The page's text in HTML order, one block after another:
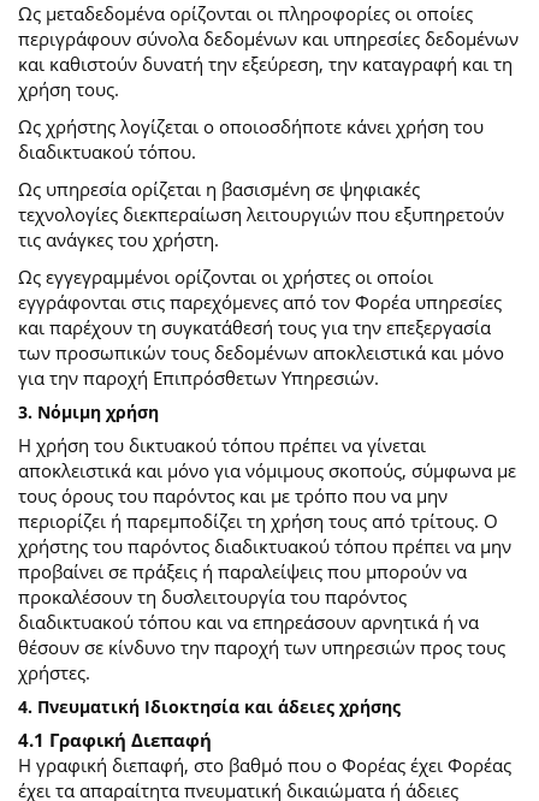
Ως μεταδεδομένα ορίζονται οι πληροφορίες οι οποίες
περιγράφουν σύνολα δεδομένων και υπηρεσίες δεδομένων
και καθιστούν δυνατή την εξεύρεση, την καταγραφή και τη
χρήση τους.
Ως χρήστης λογίζεται ο οποιοσδήποτε κάνει χρήση του
διαδικτυακού τόπου.
Ως υπηρεσία ορίζεται η βασισμένη σε ψηφιακές
τεχνολογίες διεκπεραίωση λειτουργιών που εξυπηρετούν
τις ανάγκες του χρήστη.
Ως εγγεγραμμένοι ορίζονται οι χρήστες οι οποίοι
εγγράφονται στις παρεχόμενες από τον Φορέα υπηρεσίες
και παρέχουν τη συγκατάθεσή τους για την επεξεργασία
των προσωπικών τους δεδομένων αποκλειστικά και μόνο
για την παροχή Επιπρόσθετων Υπηρεσιών.
3. Νόμιμη χρήση
Η χρήση του δικτυακού τόπου πρέπει να γίνεται
αποκλειστικά και μόνο για νόμιμους σκοπούς, σύμφωνα με
τους όρους του παρόντος και με τρόπο που να μην
περιορίζει ή παρεμποδίζει τη χρήση τους από τρίτους. Ο
χρήστης του παρόντος διαδικτυακού τόπου πρέπει να μην
προβαίνει σε πράξεις ή παραλείψεις που μπορούν να
προκαλέσουν τη δυσλειτουργία του παρόντος
διαδικτυακού τόπου και να επηρεάσουν αρνητικά ή να
θέσουν σε κίνδυνο την παροχή των υπηρεσιών προς τους
χρήστες.
4. Πνευματική Ιδιοκτησία και άδειες χρήσης
4.1 Γραφική Διεπαφή
Η γραφική διεπαφή, στο βαθμό που ο Φορέας έχει Φορέας
έχει τα απαραίτητα πνευματική δικαιώματα ή άδειες